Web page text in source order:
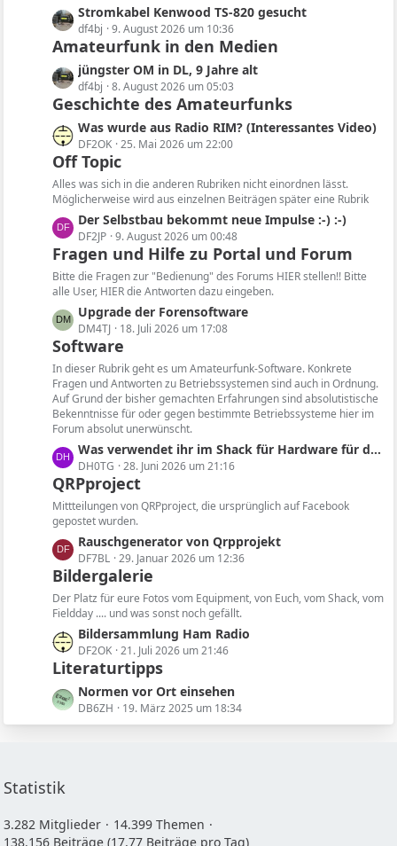
L
e
t
z
t
e
e
i
t
r
ä
g
e
Stromkabel Kenwood TS-820 gesucht
df4bj 9. August 2026 um 10:36
Amateurfunk in den Medien
L
e
t
z
t
e
B
e
t
r
ä
g
e
jüngster OM in DL, 9 Jahre alt
df4bj 8. August 2026 um 05:03
Geschichte des Amateurfunks
L
e
t
z
t
e
B
e
i
t
ä
g
e
Was wurde aus Radio RIM? (Interessantes Video)
DF2OK 25. Mai 2026 um 22:00
Off Topic
Alles was sich in die anderen Rubriken nicht einordnen lässt.
Möglicherweise wird aus einzelnen Beiträgen später eine Rubrik
L
e
t
z
t
e
B
e
i
t
r
ä
g
e
Der Selbstbau bekommt neue Impulse :-) :-)
DF2JP 9. August 2026 um 00:48
Fragen und Hilfe zu Portal und Forum
Bitte die Fragen zur "Bedienung" des Forums HIER stellen!! Bitte
alle User, HIER die Antworten dazu eingeben.
L
e
t
z
t
e
B
e
i
t
r
ä
g
e
Upgrade der Forensoftware
DM4TJ 18. Juli 2026 um 17:08
Software
In dieser Rubrik geht es um Amateurfunk-Software. Konkrete
Fragen und Antworten zu Betriebssystemen sind auch in Ordnung.
Auf Grund der bisher gemachten Erfahrungen sind absolutistische
Bekenntnisse für oder gegen bestimmte Betriebssysteme hier im
Forum absolut unerwünscht.
L
e
t
z
t
e
B
e
i
t
ä
g
e
Was verwendet ihr im Shack für Hardware für die Software?
DH0TG 28. Juni 2026 um 21:16
QRPproject
Mittteilungen von QRPproject, die ursprünglich auf Facebook
gepostet wurden.
L
e
t
z
t
e
B
e
t
Rauschgenerator von Qrpprojekt
DF7BL 29. Januar 2026 um 12:36
Bildergalerie
Der Platz für eure Fotos vom Equipment, von Euch, vom Shack, vom
Fieldday .... und was sonst noch gefällt.
L
e
t
z
t
e
t
ä
Bildersammlung Ham Radio
DF2OK 21. Juli 2026 um 21:46
Literaturtipps
L
e
t
e
B
e
i
Normen vor Ort einsehen
DB6ZH 19. März 2025 um 18:34
Statistik
3.282 Mitglieder
14.399 Themen
138.156 Beiträge (17,77 Beiträge pro Tag)